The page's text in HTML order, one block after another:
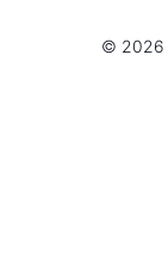
© 2026